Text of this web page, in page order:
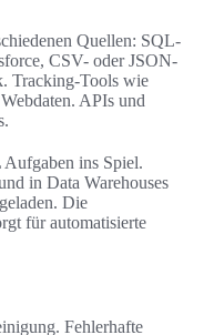
Quellen: SQL-
CSV- oder JSON-
Tracking-Tools wie
APIs und
ins Spiel.
in Data Warehouses
Die
für automatisierte
Fehlerhafte